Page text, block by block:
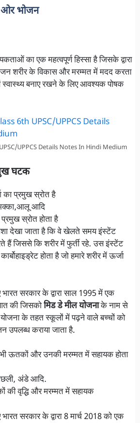
ओर भोजन
का एक महत्वपूर्ण हिस्सा है जिसके द्वारा
शरीर के विकास और मरम्मत में मदद करता
स्वास्थ्य बनाए रखने के लिए आवश्यक पोषक
UPPCS Details Notes In Hindi Medium
घटक
का प्रमुख स्रोत है
आदि
स्रोत होता है
देखा जाता है कि वे खेलते समय इंस्टेंट
हैं जिससे कि शरीर में फुर्ती रहे. उस इंस्टेंट
होता है जो हमारे शरीर में ऊर्जा
सरकार के द्वारा साल 1995 में एक
की जिसकोमिड डे मील योजनाके नाम से
योजना के तहत स्कूलों में पढ़ने वाले बच्चों को
उपलब्ध कराया जाता है.
ऊतकों और उनकी मरम्मत में सहायक होता
अंडे आदि.
की वृद्धि और मरम्मत में सहायक
सरकार के द्वारा 8 मार्च 2018 को एक